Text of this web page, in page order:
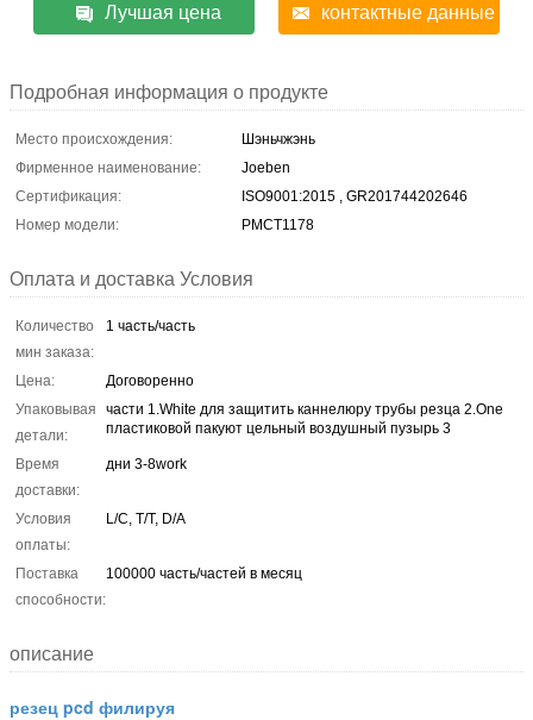
Лучшая цена контактные данные
Подробная информация о продукте
Место происхождения:
Шэньчжэнь
Фирменное наименование:
Joeben
Сертификация:
ISO9001:2015 , GR201744202646
Номер модели:
PMCT1178
Оплата и доставка Условия
Количество
мин заказа:
1 часть/часть
Цена:
Договоренно
Упаковывая
детали:
части 1.White для защитить каннелюру трубы резца 2.One
пластиковой пакуют цельный воздушный пузырь 3
Время
доставки:
дни 3-8work
Условия
оплаты:
L/C, T/T, D/A
Поставка
способности:
100000 часть/частей в месяц
описание
резец pcd филируя